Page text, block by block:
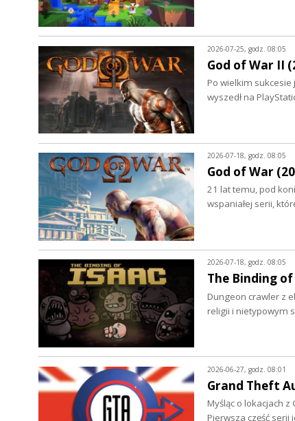
2026-07-25, godz. 08:05
God of War II
Po wielkim sukcesie
wyszedł na
2026-07-18, godz. 08:05
God of War
21 lat temu, pod
wspaniałej serii,
2026-07-18, godz. 08:05
The Binding
Dungeon crawler z
religii i nietypowym
2026-06-27, godz. 08:01
Grand Theft
Myśląc o lokacjach
Pierwsza część